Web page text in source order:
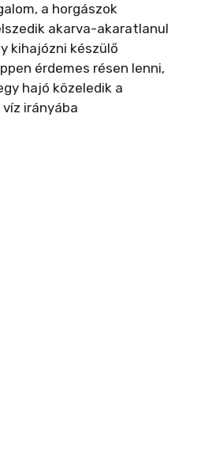
a horgászok
akarva-akaratlanul
kihajózni készülő
érdemes résen lenni,
hajó közeledik a
irányába